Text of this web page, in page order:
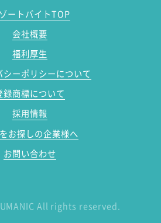
ートバイトTOP
会社概要
福利厚生
シーポリシーについて
録商標について
採用情報
お探しの企業様へ
お問い合わせ
All rights reserved.